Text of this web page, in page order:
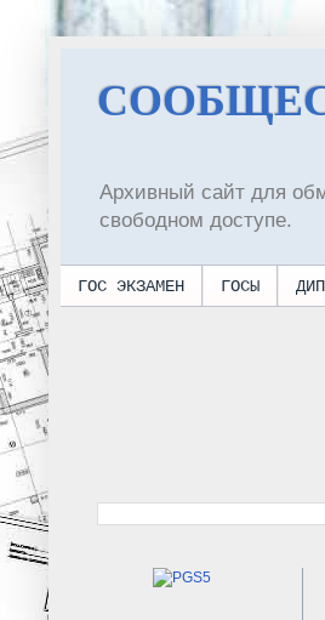
Архивный сайт для
свободном доступе.
ГОС ЭКЗАМЕН ГОСЫ